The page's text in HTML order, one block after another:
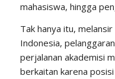
mahasiswa, hingga
Tak hanya itu,
Indonesia,
perjalanan akademisi
berkaitan karena